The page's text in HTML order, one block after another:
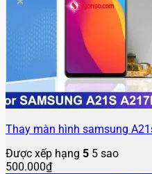
Thay màn hình samsung
Được xếp hạng 5 5 sao
500.000₫